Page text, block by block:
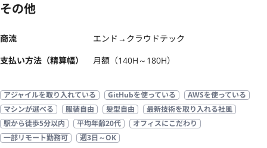
その他
商流
エンド→クラウドテック
支払い方法（精算幅）
月額（140H～180H）
アジャイルを取り入れている GitHubを使っている
AWSを使っている
マシンが選べる
服装自由 髪型自由
最新技術を取り入れる社風
駅から徒歩5分以内
平均年齢20代
オフィスにこだわり
一部リモート勤務可
週3日～OK